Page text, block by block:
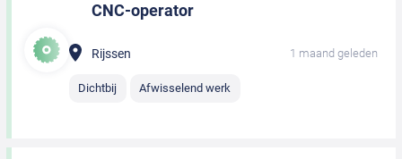
CNC-operator
Rijssen 1 maand geleden
Dichtbij Afwisselend werk